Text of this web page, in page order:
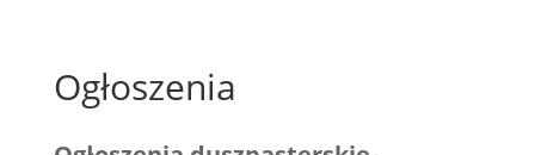
Ogłoszenia